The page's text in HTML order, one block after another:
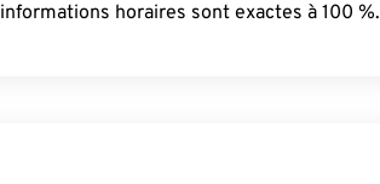
informations horaires sont exactes à 100 %.